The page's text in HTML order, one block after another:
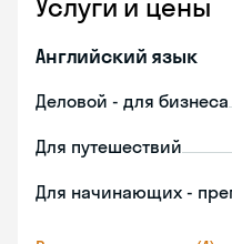
Услуги и цены
Английский язык
Деловой - для бизнеса
Для путешествий
Для начинающих -